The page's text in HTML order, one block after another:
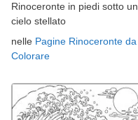
Rinoceronte in piedi sotto un
cielo stellato
nelle Pagine Rinoceronte da
Colorare